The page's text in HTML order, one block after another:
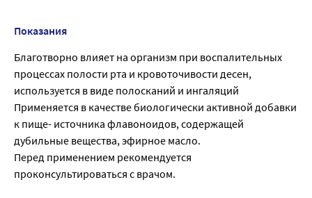
Показания
Благотворно влияет на организм при воспалительных
процессах полости рта и кровоточивости десен,
используется в виде полосканий и ингаляций
Применяется в качестве биологически активной добавки
к пище- источника флавоноидов, содержащей
дубильные вещества, эфирное масло.
Перед применением рекомендуется
проконсультироваться с врачом.